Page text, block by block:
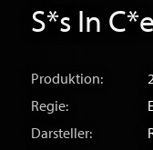
S*s In C*e
Produktion:
Regie:
Darsteller: